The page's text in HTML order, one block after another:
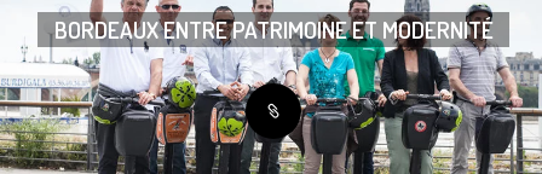
BORDEAUX ENTRE PATRIMOINE ET MODERNITÉ